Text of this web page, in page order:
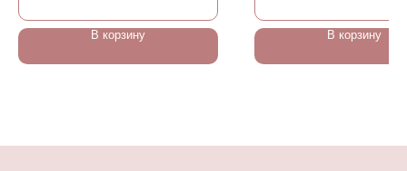
В корзину В корзину